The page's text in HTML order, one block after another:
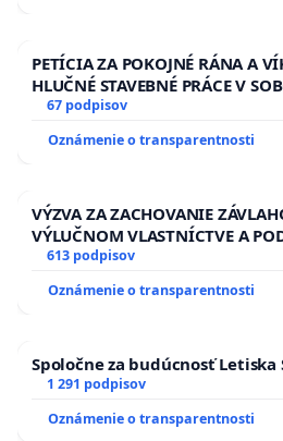
PETÍCIA ZA POKOJNÉ RÁNA A
HLUČNÉ STAVEBNÉ PRÁCE V
13.00 HOD., CEZ PRACOVNÝ
ĎUMBIERSKEJ/MAGU
67 podpisov
Oznámenie o transparentnosti
VÝZVA ZA ZACHOVANIE
VÝLUČNOM VLASTNÍCTVE A
SLOVENSKEJ REPUBLIKY &
kanálov na Slovensku
613 podpisov
Oznámenie o transparentnosti
Spoločne za budúcnosť Letiska
1 291 podpisov
Oznámenie o transparentnosti